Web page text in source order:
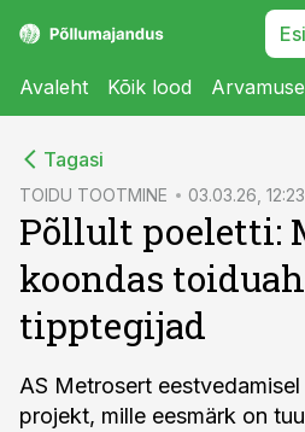
Avaleht Kõik lood
Tagasi
TOIDU TOOTMINE 03.03.26, 12:23
Põllult poeletti:
koondas
tipptegijad
AS Metrosert
projekt, mille eesmärk on